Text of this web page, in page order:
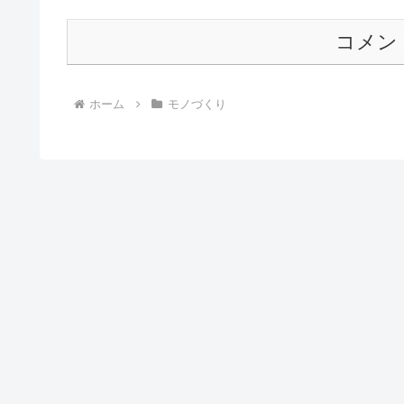
コメン
ホーム モノづくり